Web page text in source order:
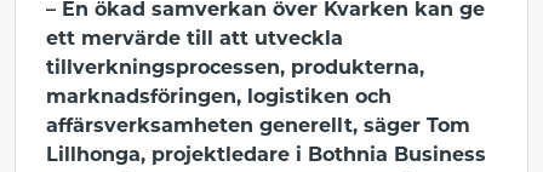
– En ökad samverkan över Kvarken kan ge
ett mervärde till att utveckla
tillverkningsprocessen, produkterna,
marknadsföringen, logistiken och
affärsverksamheten generellt, säger Tom
Lillhonga, projektledare i Bothnia Business